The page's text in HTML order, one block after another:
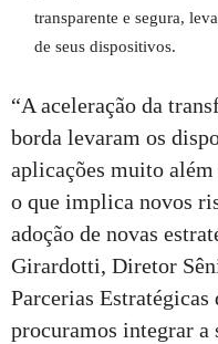
transparente e segura,
de seus dispositivos.
“A aceleração da
borda levaram os
aplicações muito
o que implica novos
adoção de novas
Girardotti, Diretor
Parcerias
procuramos integrar a